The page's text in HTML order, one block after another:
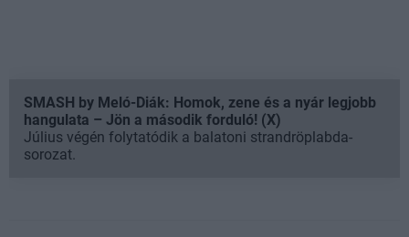
SMASH by Meló-Diák: Homok, zene és a nyár legjobb
hangulata – Jön a második forduló! (X)
Július végén folytatódik a balatoni strandröplabda-
sorozat.